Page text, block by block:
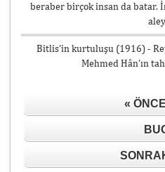
beraber birçok insan da batar.
Bitlis’in kurtuluşu (1916) -
Mehmed Hân’ın
«